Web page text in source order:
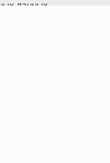
данных